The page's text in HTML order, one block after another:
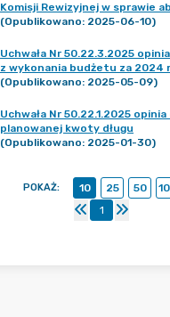
Komisji Rewizyjnej w sprawie
(Opublikowano: 2025-06-10)
Uchwała Nr 50.22.3.2025
z wykonania budżetu za 2024
(Opublikowano: 2025-05-09)
Uchwała Nr 50.22.1.2025
planowanej kwoty długu
(Opublikowano: 2025-01-30)
POKAŻ: 10 25 50
1